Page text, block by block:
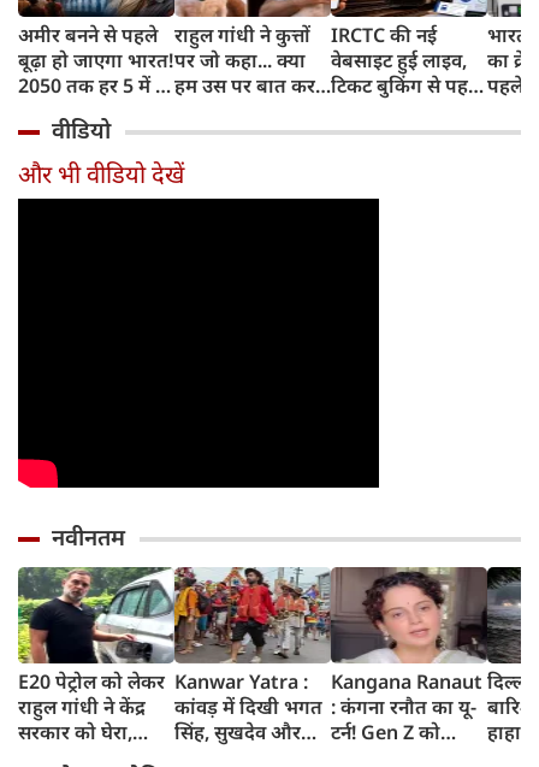
अमीर बनने से पहले
बूढ़ा हो जाएगा भारत!
2050 तक हर 5 में 1
साल से ज्यादा उम्र का
राहुल गांधी ने कुत्तों
पर जो कहा... क्या
हम उस पर बात कर
IRCTC की नई
वेबसाइट हुई लाइव,
टिकट बुकिंग से पहले
काम, जानें पूरा
भारत
का
पहले
और
वीडियो
और भी वीडियो देखें
नवीनतम
E20 पेट्रोल को लेकर
राहुल गांधी ने केंद्र
सरकार को घेरा,
Kanwar Yatra :
कांवड़ में दिखी भगत
सिंह, सुखदेव और
Kangana Ranaut
: कंगना रनौत का यू-
टर्न! Gen Z को